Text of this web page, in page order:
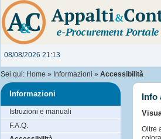
08/08/2026 21:13
Sei qui: Home » Informazioni » Accessibilità
Info
Oltre
Informazioni
Istruzioni e manuali
F.A.Q.